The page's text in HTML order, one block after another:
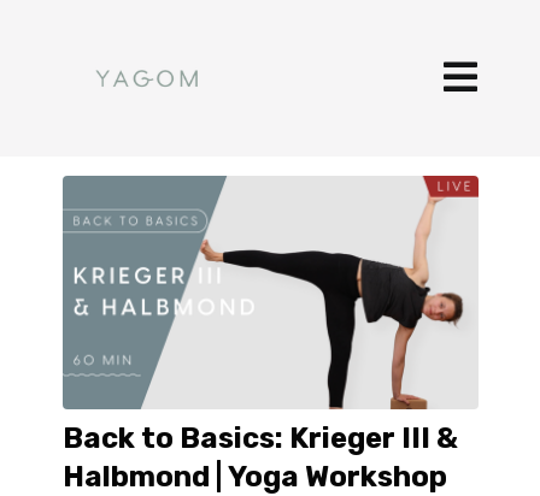
Back to Basics: Krieger III &
Halbmond | Yoga Workshop